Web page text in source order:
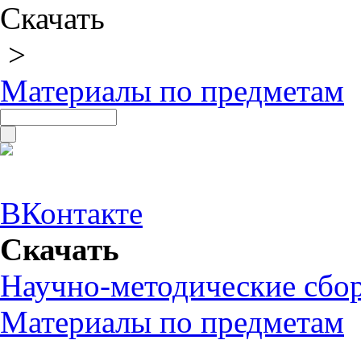
Скачать
>
Материалы по предметам
ВКонтакте
Скачать
Научно-методические
Материалы по предметам